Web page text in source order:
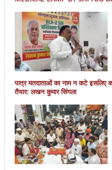
पात्र मतदाताओं का नाम न कटे इसलिए
तैयार: लखन कुमार सिंगला